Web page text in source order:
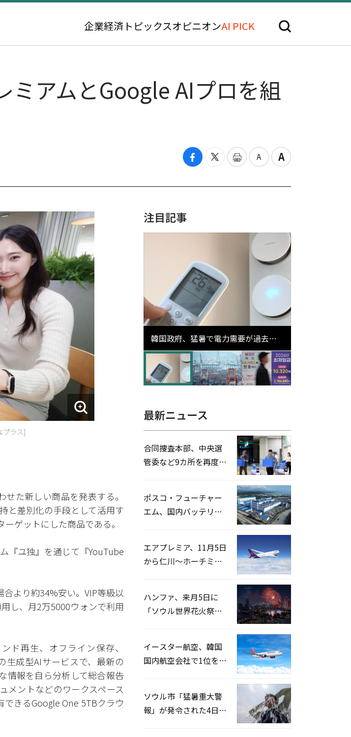
企業経済 トピックスオピニオンAI PICK
ミアムとGoogle AIプロを組
プラス]
た新しい商品を発表する。
と差別化の手段として活用す
ゲットにした商品である。
『ユ独』を通じて『YouTube
より約34%安い。VIP等級以
し、月2万5000ウォンで利用
ド再生、オフライン保存、
生成型AIサービスで、最新の
情報を自ら分析して総合報告
メントなどのワークスペース
きるGoogle One 5TBクラウ
注目記事
韓国政府、猛暑で電力需要が過去最
高更新の可能性に需給対応体制を点
検
最新ニュース
合同捜査本部、中央選
管委など9カ所を再度家
ポスコ・フューチャー
エム、国内バッテリー
エアプレミア、11月5日
から仁川〜ホーチミン
ハンファ、来月5日に
「ソウル世界花火祭り
イースター航空、韓国
国内航空会社で1位を記
ソウル市「猛暑重大警
報」が発令された4日、